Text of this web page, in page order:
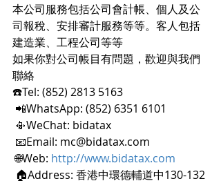
本公司服務包括公司會計帳、個人及公
司報稅、安排審計服務等等。客人包括
建造業、工程公司等等
如果你對公司帳目有問題，歡迎與我們
聯絡
☎️Tel: (852) 2813 5163
📲WhatsApp: (852) 6351 6101
📳WeChat: bidatax
📧Email: mc@bidatax.com
🌐Web: http://www.bidatax.com